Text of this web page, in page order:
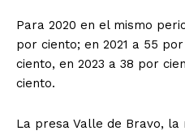
Para 2020 en el mismo
por ciento; en 2021 a 55
ciento, en 2023 a 38 por
ciento.
La presa Valle de Bravo, la